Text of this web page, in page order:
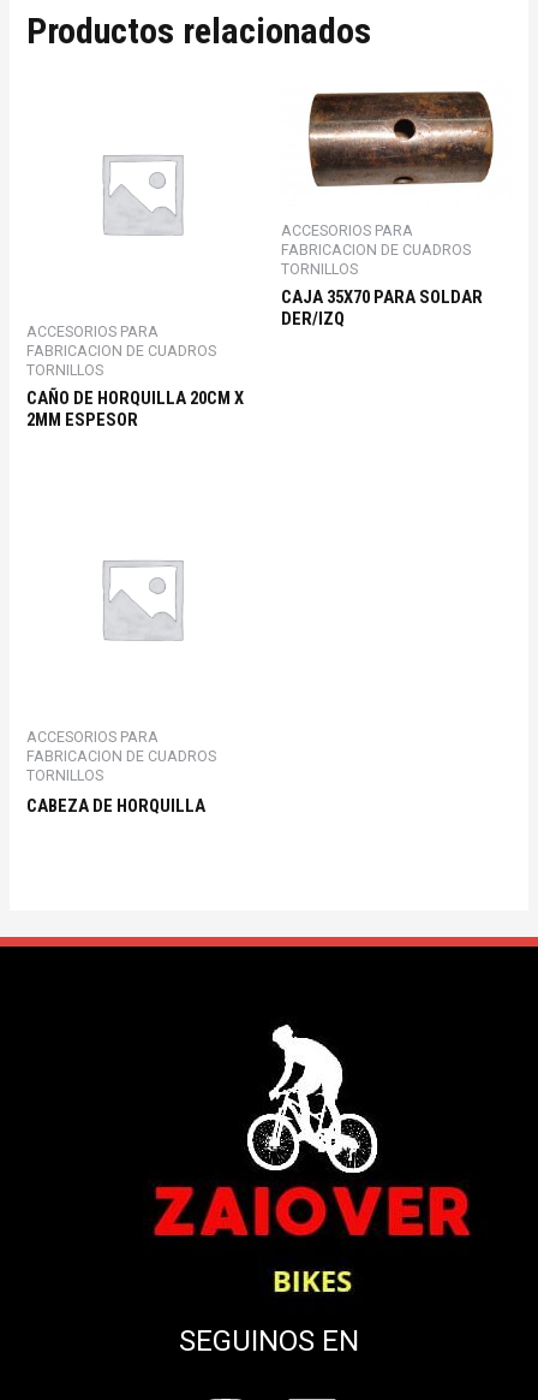
Productos relacionados
ACCESORIOS PARA
FABRICACION DE CUADROS
TORNILLOS
CAÑO DE HORQUILLA 20CM X
2MM ESPESOR
ACCESORIOS PARA
FABRICACION DE CUADROS
TORNILLOS
CAJA 35X70 PARA SOLDAR
DER/IZQ
ACCESORIOS PARA
FABRICACION DE CUADROS
TORNILLOS
CABEZA DE HORQUILLA
SEGUINOS EN